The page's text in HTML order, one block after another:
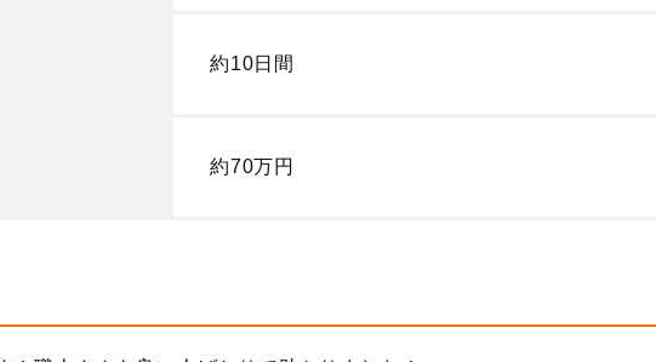
約10日間
約70万円